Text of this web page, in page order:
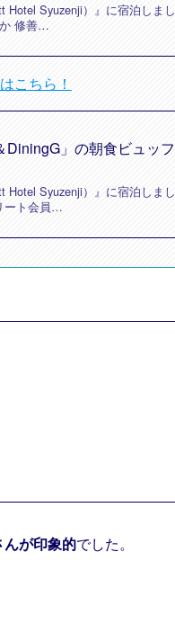
Hotel Syuzenji）』に宿泊しまし
修善…
こちら！
DiningG」の朝食ビュッフ
Hotel Syuzenji）』に宿泊しまし
ート会員…
が印象的でした。